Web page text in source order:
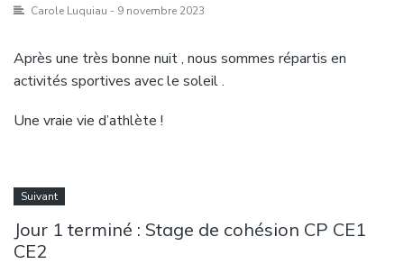
Carole Luquiau - 9 novembre 2023
Après une très bonne nuit , nous sommes répartis en
activités sportives avec le soleil .
Une vraie vie d’athlète !
Suivant
Jour 1 terminé : Stage de cohésion CP CE1
CE2